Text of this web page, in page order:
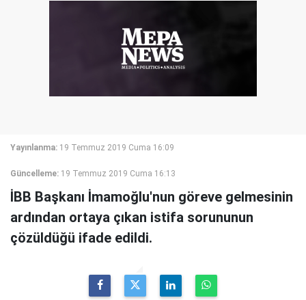
Yayınlanma: 19 Temmuz 2019 Cuma 16:09
Güncelleme: 19 Temmuz 2019 Cuma 16:13
İBB Başkanı İmamoğlu'nun göreve gelmesinin
ardından ortaya çıkan istifa sorununun
çözüldüğü ifade edildi.